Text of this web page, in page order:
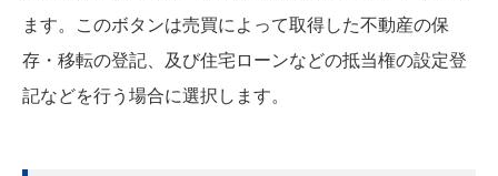
ます。このボタンは売買によって取得した不動産の保
存・移転の登記、及び住宅ローンなどの抵当権の設定登
記などを行う場合に選択します。